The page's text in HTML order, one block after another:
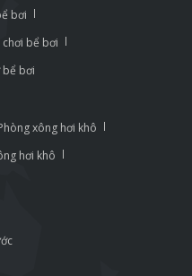
bơi
bể bơi
bơi
xông hơi khô
hơi khô